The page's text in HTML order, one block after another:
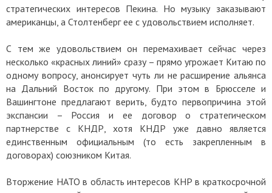
стратегических интересов Пекина. Но музыку заказывают
американцы, а Столтенберг ее с удовольствием исполняет.
С тем же удовольствием он перемахивает сейчас через
несколько «красных линий» сразу – прямо угрожает Китаю по
одному вопросу, анонсирует чуть ли не расширение альянса
на Дальний Восток по другому. При этом в Брюсселе и
Вашингтоне предлагают верить, будто первопричина этой
экспансии – Россия и ее договор о стратегическом
партнерстве с КНДР, хотя КНДР уже давно является
единственным официальным (то есть закрепленным в
договорах) союзником Китая.
Вторжение НАТО в область интересов КНР в краткосрочной